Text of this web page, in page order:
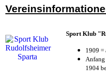
Sport Klub
1909 =
1904